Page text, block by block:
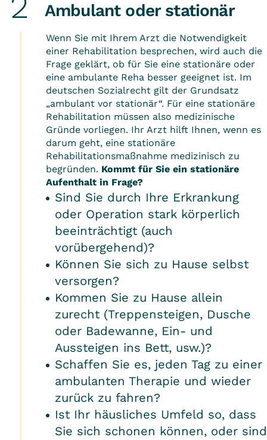
Ambulant oder stationär
Wenn Sie mit Ihrem Arzt die Notwendigkeit
einer Rehabilitation besprechen, wird auch die
Frage geklärt, ob für Sie eine stationäre oder
eine ambulante Reha besser geeignet ist. Im
deutschen Sozialrecht gilt der Grundsatz
„ambulant vor stationär“. Für eine stationäre
Rehabilitation müssen also medizinische
Gründe vorliegen. Ihr Arzt hilft Ihnen, wenn es
darum geht, eine stationäre
Rehabilitationsmaßnahme medizinisch zu
begründen. Kommt für Sie ein stationäre
Aufenthalt in Frage?
Sind Sie durch Ihre Erkrankung
oder Operation stark körperlich
beeinträchtigt (auch
vorübergehend)?
Können Sie sich zu Hause selbst
versorgen?
Kommen Sie zu Hause allein
zurecht (Treppensteigen, Dusche
oder Badewanne, Ein- und
Aussteigen ins Bett, usw.)?
Schaffen Sie es, jeden Tag zu einer
ambulanten Therapie und wieder
zurück zu fahren?
Ist Ihr häusliches Umfeld so, dass
Sie sich schonen können, oder sind